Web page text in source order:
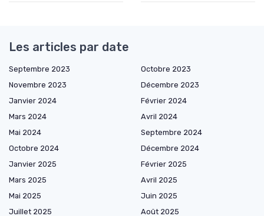
Les articles par date
Septembre 2023
Octobre 2023
Novembre 2023
Décembre 2023
Janvier 2024
Février 2024
Mars 2024
Avril 2024
Mai 2024
Septembre 2024
Octobre 2024
Décembre 2024
Janvier 2025
Février 2025
Mars 2025
Avril 2025
Mai 2025
Juin 2025
Juillet 2025
Août 2025